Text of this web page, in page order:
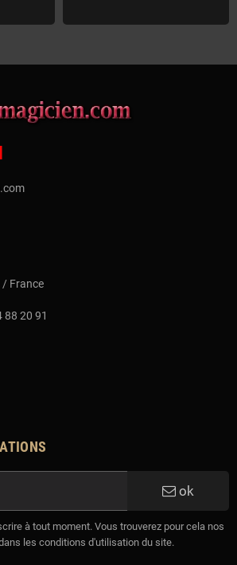
/ France
20 91
ok
à tout moment. Vous trouverez pour cela nos
les conditions d'utilisation du site.